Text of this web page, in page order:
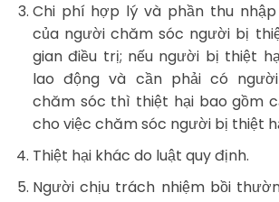
Chi phí hợp lý và phần thu
của người chăm sóc người bị
gian điều trị; nếu người bị thiệt
lao động và cần phải có
chăm sóc thì thiệt hại bao gồm
cho việc chăm sóc người bị thiệt
Thiệt hại khác do luật quy định.
Người chịu trách nhiệm bồi